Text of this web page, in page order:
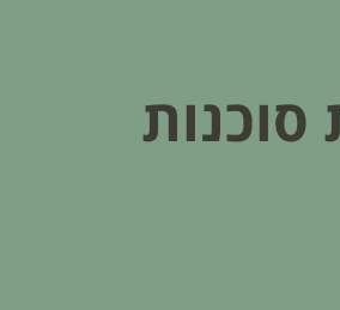
סוכנות